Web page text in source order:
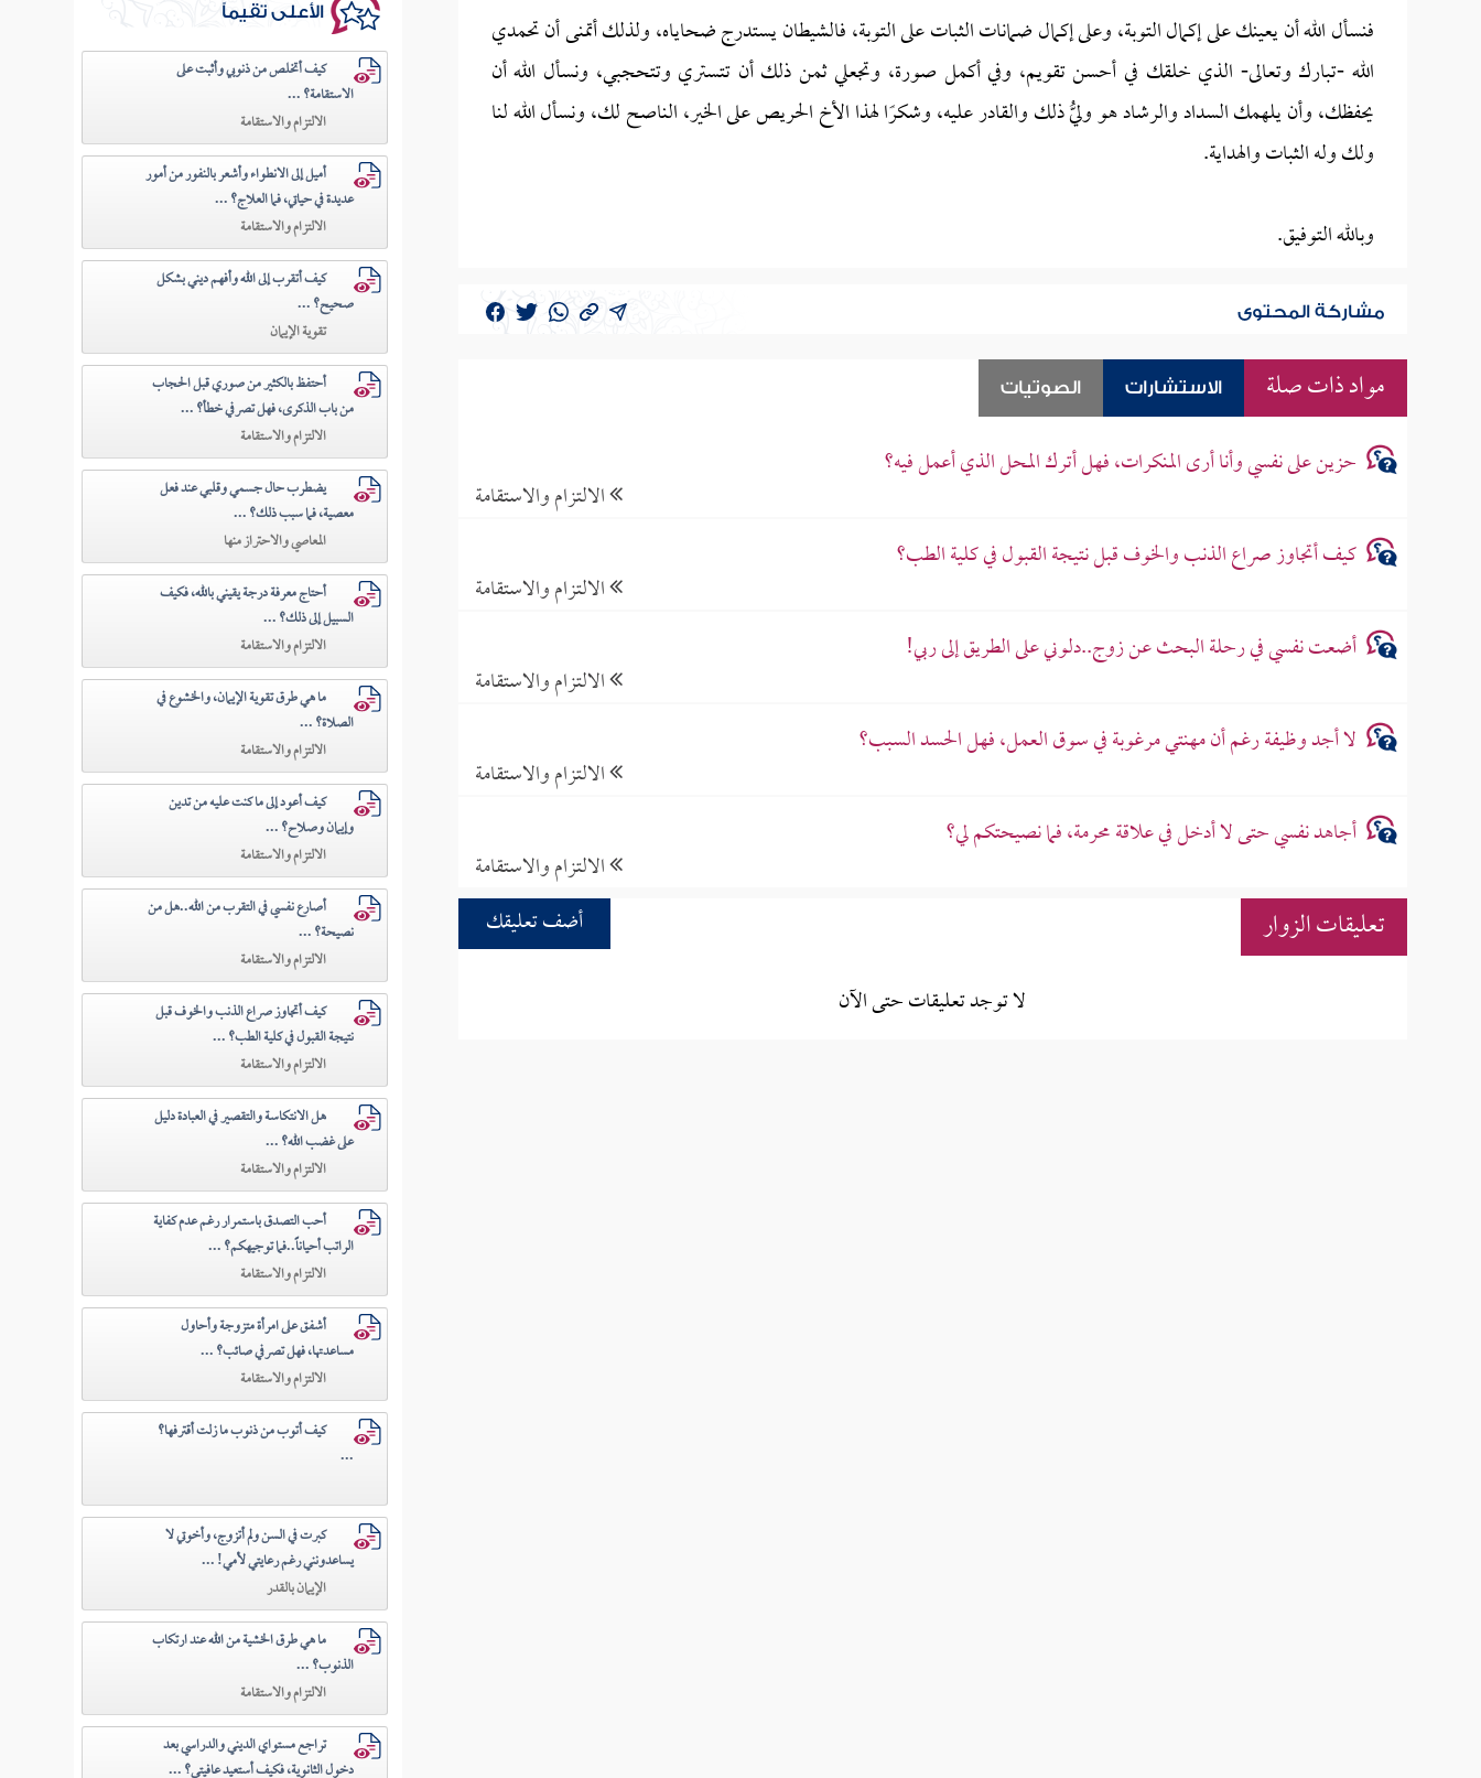
فنسأل الله أن يعينك على إكمال التوبة، وعلى إكمال ضمانات الثبات على التوبة، فالشيطان يستدرج ضحاياه، ولذلك أتمنى أن تحمدي
الله -تبارك وتعالى- الذي خلقك في أحسن تقويم، وفي أكمل صورة، وتجعلي ثمن ذلك أن تتستري وتتحجبي، ونسأل الله أن
يحفظك، وأن يلهمك السداد والرشاد هو وليُّ ذلك والقادر عليه، وشكرًا لهذا الأخ الحريص على الخير، الناصح لك، ونسأل الله لنا
ولك وله الثبات والهداية.
وبالله التوفيق.
مشاركة المحتوى
مواد ذات صلة الاستشارات الصوتيات
حزين على نفسي وأنا أرى المنكرات، فهل أترك المحل الذي أعمل فيه؟
الالتزام والاستقامة
كيف أتجاوز صراع الذنب والخوف قبل نتيجة القبول في كلية الطب؟
الالتزام والاستقامة
أضعت نفسي في رحلة البحث عن زوج..دلوني على الطريق إلى ربي!
الالتزام والاستقامة
لا أجد وظيفة رغم أن مهنتي مرغوبة في سوق العمل، فهل الحسد السبب؟
الالتزام والاستقامة
أجاهد نفسي حتى لا أدخل في علاقة محرمة، فما نصيحتكم لي؟
الالتزام والاستقامة
تعليقات الزوار
أضف تعليقك
لا توجد تعليقات حتى الآن
الأعلى تقيماً
كيف أتخلص من ذنوبي وأثبت على
الاستقامة؟ ...
الالتزام والاستقامة
أميل إلى الانطواء وأشعر بالنفور من أمور
عديدة في حياتي، فما العلاج؟ ...
الالتزام والاستقامة
كيف أتقرب إلى الله وأفهم ديني بشكل
صحيح؟ ...
تقوية الإيمان
أحتفظ بالكثير من صوري قبل الحجاب
من باب الذكرى، فهل تصرفي خطأ؟ ...
الالتزام والاستقامة
يضطرب حال جسمي وقلبي عند فعل
معصية، فما سبب ذلك؟ ...
المعاصي والاحتراز منها
أحتاج معرفة درجة يقيني بالله، فكيف
السبيل إلى ذلك؟ ...
الالتزام والاستقامة
ما هي طرق تقوية الإيمان، والخشوع في
الصلاة؟ ...
الالتزام والاستقامة
كيف أعود إلى ما كنت عليه من تدين
وإيمان وصلاح؟ ...
الالتزام والاستقامة
أصارع نفسي في التقرب من الله..هل من
نصيحة؟ ...
الالتزام والاستقامة
كيف أتجاوز صراع الذنب والخوف قبل
نتيجة القبول في كلية الطب؟ ...
الالتزام والاستقامة
هل الانتكاسة والتقصير في العبادة دليل
على غضب الله؟ ...
الالتزام والاستقامة
أحب التصدق باستمرار رغم عدم كفاية
الراتب أحياناً..فما توجيهكم؟ ...
الالتزام والاستقامة
أشفق على امرأة متزوجة وأحاول
مساعدتها، فهل تصرفي صائب؟ ...
الالتزام والاستقامة
كيف أتوب من ذنوب ما زلت أقترفها؟
...
كبرت في السن ولم أتزوج، وأخوتي لا
يساعدونني رغم رعايتي لأمي! ...
الإيمان بالقدر
ما هي طرق الخشية من الله عند ارتكاب
الذنوب؟ ...
الالتزام والاستقامة
تراجع مستواي الديني والدراسي بعد
دخول الثانوية، فكيف أستعيد عافيتي؟ ...